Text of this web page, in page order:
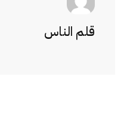
قلم الناس